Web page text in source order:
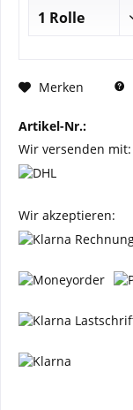
Merken
Artikel-Nr.:
Wir versenden mit:
Wir akzeptieren: